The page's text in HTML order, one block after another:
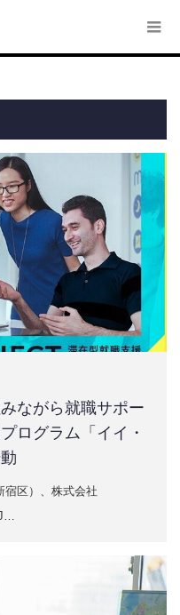
ながら就職サポー
ログラム「イイ・
宿区）、株式会社